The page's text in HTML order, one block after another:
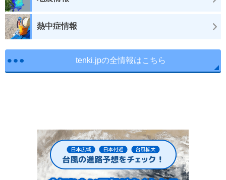
熱中症情報
tenki.jpの全情報はこちら